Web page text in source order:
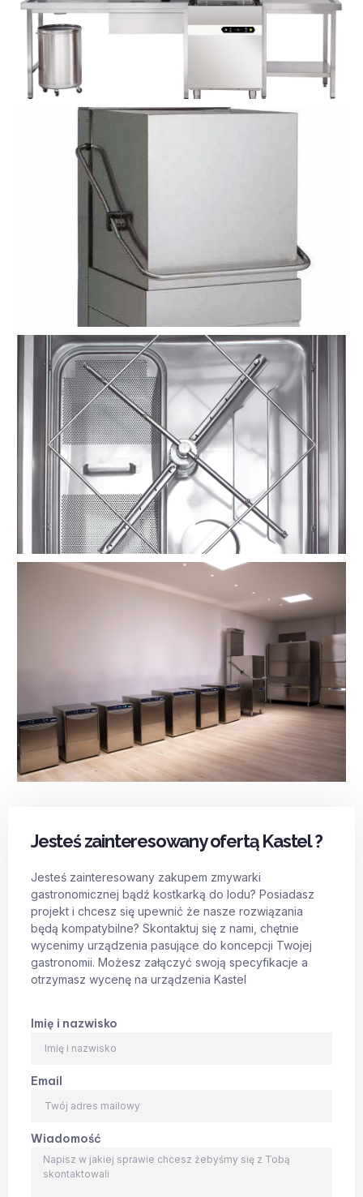
Jesteś zainteresowany ofertą Kastel ?
Jesteś zainteresowany zakupem zmywarki
gastronomicznej bądź kostkarką do lodu? Posiadasz
projekt i chcesz się upewnić że nasze rozwiązania
będą kompatybilne? Skontaktuj się z nami, chętnie
wycenimy urządzenia pasujące do koncepcji Twojej
gastronomii. Możesz załączyć swoją specyfikacje a
otrzymasz wycenę na urządzenia Kastel
Imię i nazwisko
Email
Wiadomość